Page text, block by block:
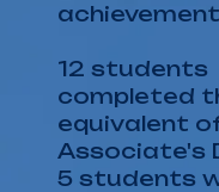
​12 students
completed
equivalent
Associate's
5 students